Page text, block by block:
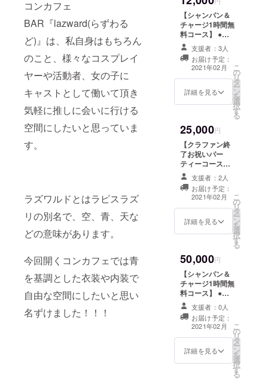
コンカフェ
BAR『lazward(らずわる
ど)』は、私自身はもちろん
のこと、様々なコスプレイ
ヤーや活動者、女の子に
キャストとして働いて頂き
気軽に推しに会いに行ける
空間にしたいと思っていま
す。
ラズワルドとはラピスラズ
リの別名で、空、青、天な
どの意味があります。
今回開くコンカフェでは青
を基調とした衣装や内装で
自由な空間にしたいと思い
名ずけました！！！
【シャンパン＆
チャージ1時間無
料コース】 ●
シャンパン1本
サービス ※シャ
ンパンの指定は
出来ません ●コ
ンカフェ
BAR『lazward
のチャージが1時
す ※２月末まで
に郵送します
支援者：3人
お届け予定：
2021年02月
詳細を見る
こ
の
リ
タ
ー
ン
を
選
択
す
る
25,000円
【クラファン終
了お祝いパー
ティーコース】
●クラファン終了
後店内にてお祝
いパーティーを
開催 ●ドリンク
飲み放題＋軽食
付き ●チロル手
※交通費は全額お
客様負担でお願
いします。 ※ 2
月〜3月の間に開
催します。
支援者：2人
お届け予定：
2021年02月
詳細を見る
こ
の
リ
タ
ー
ン
を
選
択
す
る
50,000円
【シャンパン＆
チャージ1時間無
料コース】 ●
シャンパン1本
サービス ※シャ
ンパンの指定は
出来ません ●コ
ンカフェ
BAR『lazward(
らずわるど)』で
のチャージが1時
支援者：0人
お届け予定：
2021年02月
詳細を見る
こ
の
リ
タ
ー
ン
を
選
択
す
る